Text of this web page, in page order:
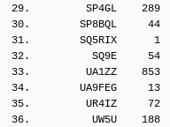
SP4GL    289
SP8BQL     44
SQ5RIX      1
SQ9E     54
UA1ZZ    853
UA9FEG     13
UR4IZ     72
UW5U    188